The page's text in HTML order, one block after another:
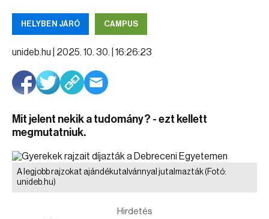
HELYBEN JÁRÓ CAMPUS
unideb.hu | 2025. 10. 30. | 16:26:23
Mit jelent nekik a tudomány? - ezt kellett
megmutatniuk.
A legjobb rajzokat ajándékutalvánnyal jutalmazták(Fotó:
unideb.hu)
Hirdetés